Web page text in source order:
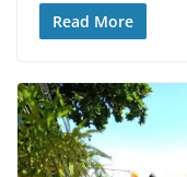
Read More